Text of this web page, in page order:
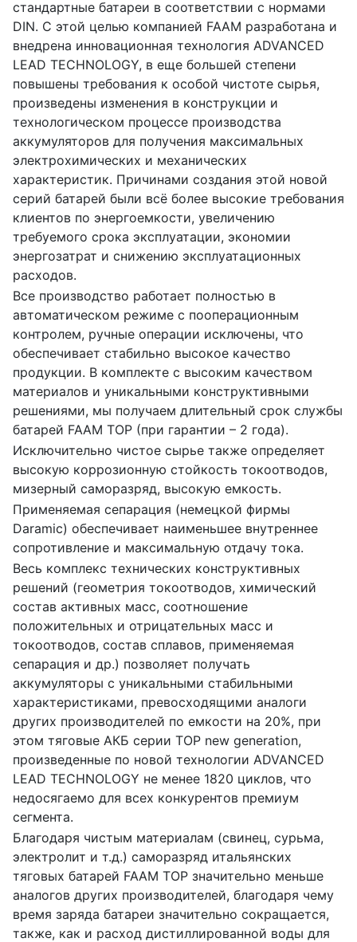
стандартные батареи в соответствии с нормами
DIN. С этой целью компанией FAAM разработана и
внедрена инновационная технология ADVANCED
LEAD TECHNOLOGY, в еще большей степени
повышены требования к особой чистоте сырья,
произведены изменения в конструкции и
технологическом процессе производства
аккумуляторов для получения максимальных
электрохимических и механических
характеристик. Причинами создания этой новой
серий батарей были всё более высокие требования
клиентов по энергоемкости, увеличению
требуемого срока эксплуатации, экономии
энергозатрат и снижению эксплуатационных
расходов.
Все производство работает полностью в
автоматическом режиме с пооперационным
контролем, ручные операции исключены, что
обеспечивает стабильно высокое качество
продукции. В комплекте с высоким качеством
материалов и уникальными конструктивными
решениями, мы получаем длительный срок службы
батарей FAAM TOP (при гарантии – 2 года).
Исключительно чистое сырье также определяет
высокую коррозионную стойкость токоотводов,
мизерный саморазряд, высокую емкость.
Применяемая сепарация (немецкой фирмы
Daramic) обеспечивает наименьшее внутреннее
сопротивление и максимальную отдачу тока.
Весь комплекс технических конструктивных
решений (геометрия токоотводов, химический
состав активных масс, соотношение
положительных и отрицательных масс и
токоотводов, состав сплавов, применяемая
сепарация и др.) позволяет получать
аккумуляторы с уникальными стабильными
характеристиками, превосходящими аналоги
других производителей по емкости на 20%, при
этом тяговые АКБ серии ТОР new generation,
произведенные по новой технологии ADVANCED
LEAD TECHNOLOGY не менее 1820 циклов, что
недосягаемо для всех конкурентов премиум
сегмента.
Благодаря чистым материалам (свинец, сурьма,
электролит и т.д.) саморазряд итальянских
тяговых батарей FAAM TOP значительно меньше
аналогов других производителей, благодаря чему
время заряда батареи значительно сокращается,
также, как и расход дистиллированной воды для